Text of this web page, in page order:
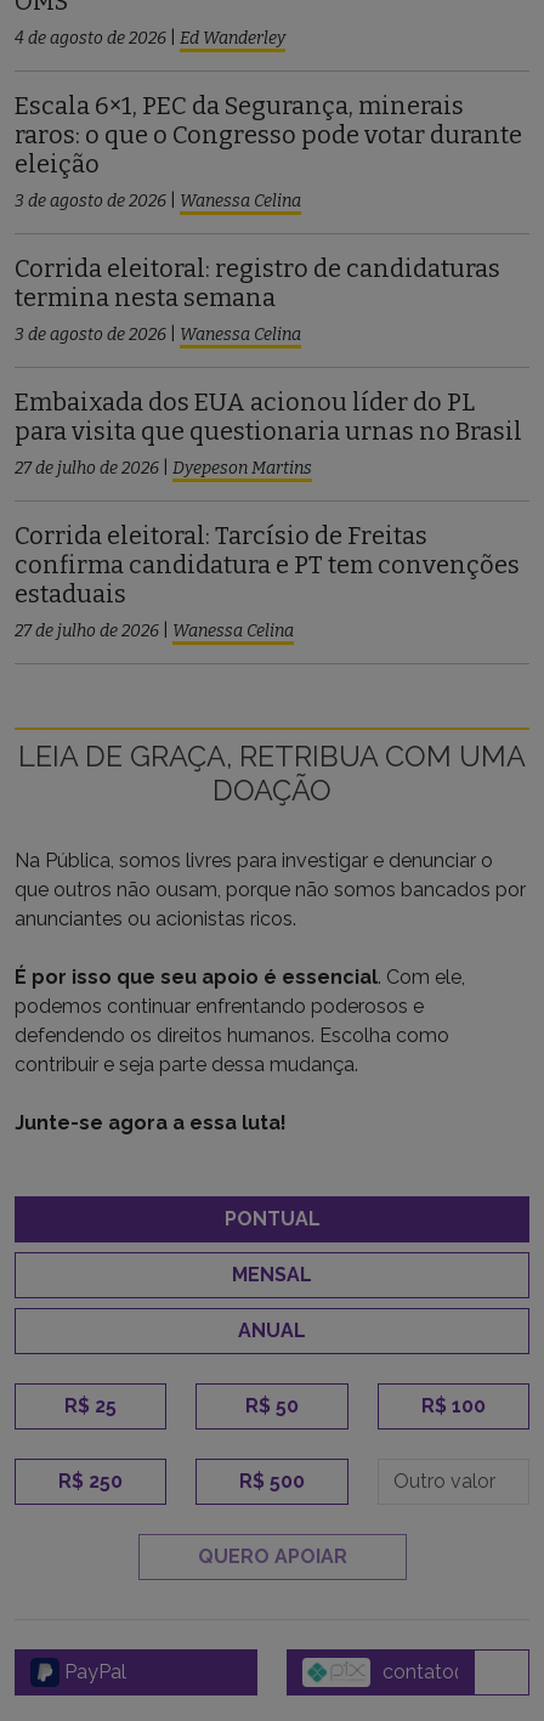
4 de agosto de 2026 Ed Wanderley
Escala 6×1, PEC da Segurança, minerais
raros: o que o Congresso pode votar durante
eleição
3 de agosto de 2026 Wanessa Celina
Corrida eleitoral: registro de candidaturas
termina nesta semana
3 de agosto de 2026 Wanessa Celina
Embaixada dos EUA acionou líder do PL
para visita que questionaria urnas no Brasil
27 de julho de 2026 Dyepeson Martins
Corrida eleitoral: Tarcísio de Freitas
confirma candidatura e PT tem convenções
estaduais
27 de julho de 2026 Wanessa Celina
LEIA DE GRAÇA, RETRIBUA COM UMA
DOAÇÃO
Na Pública, somos livres para investigar e denunciar o
que outros não ousam, porque não somos bancados por
anunciantes ou acionistas ricos.
É por isso que seu apoio é essencial. Com ele,
podemos continuar enfrentando poderosos e
defendendo os direitos humanos. Escolha como
contribuir e seja parte dessa mudança.
Junte-se agora a essa luta!
PONTUAL
MENSAL
ANUAL
R$ 25 R$ 50 R$ 100
R$ 250 R$ 500
QUERO APOIAR
PayPal